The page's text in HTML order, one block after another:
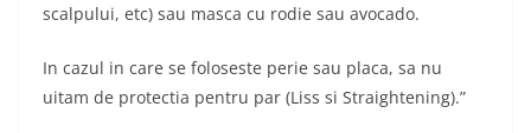
scalpului, etc) sau masca cu rodie sau avocado.
In cazul in care se foloseste perie sau placa, sa nu
uitam de protectia pentru par (Liss si Straightening).”